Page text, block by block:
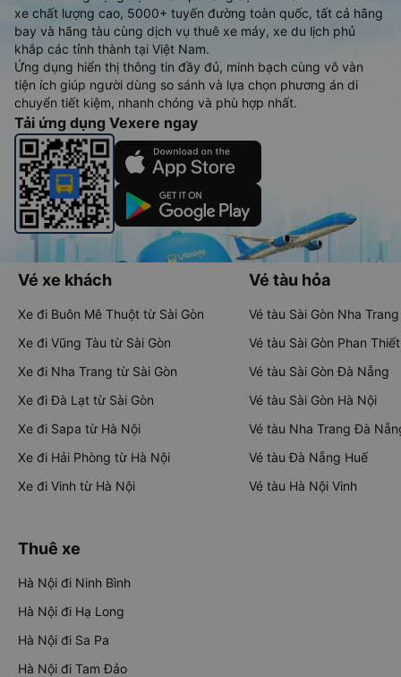
xe chất lượng cao, 5000+ tuyến đường toàn quốc, tất cả hãng
bay và hãng tàu cùng dịch vụ thuê xe máy, xe du lịch phủ
khắp các tỉnh thành tại Việt Nam.
Ứng dụng hiển thị thông tin đầy đủ, minh bạch cùng vô vàn
tiện ích giúp người dùng so sánh và lựa chọn phương án di
chuyển tiết kiệm, nhanh chóng và phù hợp nhất.
Tải ứng dụng Vexere ngay
Vé xe khách
Xe đi Buôn Mê Thuột từ Sài Gòn
Xe đi Vũng Tàu từ Sài Gòn
Xe đi Nha Trang từ Sài Gòn
Xe đi Đà Lạt từ Sài Gòn
Xe đi Sapa từ Hà Nội
Xe đi Hải Phòng từ Hà Nội
Xe đi Vinh từ Hà Nội
Vé tàu hỏa
Vé tàu Sài Gòn Nha Trang
Vé tàu Sài Gòn Phan Thiết
Vé tàu Sài Gòn Đà Nẵng
Vé tàu Sài Gòn Hà Nội
Vé tàu Nha Trang Đà
Vé tàu Đà Nẵng Huế
Vé tàu Hà Nội Vinh
Thuê xe
Hà Nội đi Ninh Bình
Hà Nội đi Hạ Long
Hà Nội đi Sa Pa
Hà Nội đi Tam Đảo